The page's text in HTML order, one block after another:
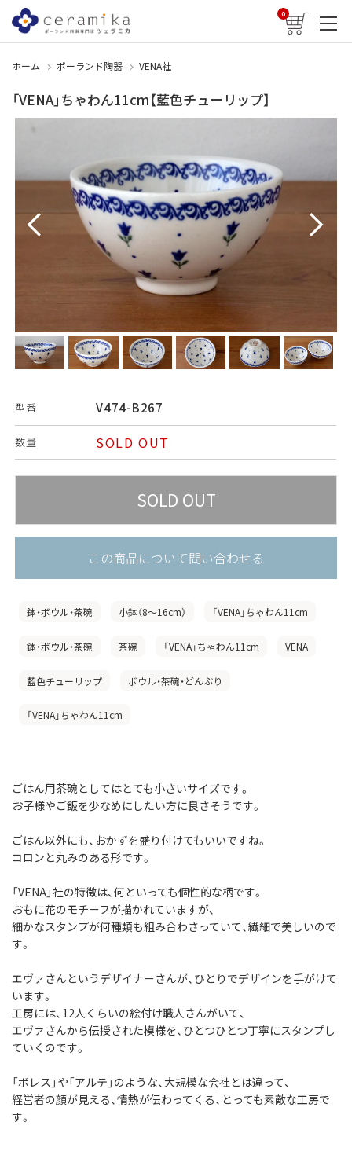
0
ホーム ポーランド陶器 VENA社
「VENA」ちゃわん11cm【藍色チューリップ】
型番 V474-B267
数量 SOLD OUT
この商品について問い合わせる
鉢・ボウル・茶碗 小鉢（8〜16cm） 「VENA」ちゃわん11cm
鉢・ボウル・茶碗 茶碗 「VENA」ちゃわん11cm VENA
藍色チューリップ ボウル・茶碗・どんぶり
「VENA」ちゃわん11cm
ごはん用茶碗としてはとても小さいサイズです。
お子様やご飯を少なめにしたい方に良さそうです。
ごはん以外にも、おかずを盛り付けてもいいですね。
コロンと丸みのある形です。
「VENA」社の特徴は、何といっても個性的な柄です。
おもに花のモチーフが描かれていますが、
細かなスタンプが何種類も組み合わさっていて、繊細で美しいので
す。
エヴァさんというデザイナーさんが、ひとりでデザインを手がけて
います。
工房には、12人くらいの絵付け職人さんがいて、
エヴァさんから伝授された模様を、ひとつひとつ丁寧にスタンプし
ていくのです。
「ボレス」や「アルテ」のような、大規模な会社とは違って、
経営者の顔が見える、情熱が伝わってくる、とっても素敵な工房で
す。